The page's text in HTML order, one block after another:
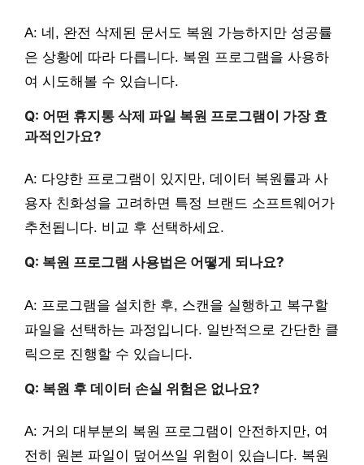
A: 네, 완전 삭제된 문서도 복원 가능하지만 성공률
은 상황에 따라 다릅니다. 복원 프로그램을 사용하
여 시도해볼 수 있습니다.
Q: 어떤 휴지통 삭제 파일 복원 프로그램이 가장 효
과적인가요?
A: 다양한 프로그램이 있지만, 데이터 복원률과 사
용자 친화성을 고려하면 특정 브랜드 소프트웨어가
추천됩니다. 비교 후 선택하세요.
Q: 복원 프로그램 사용법은 어떻게 되나요?
A: 프로그램을 설치한 후, 스캔을 실행하고 복구할
파일을 선택하는 과정입니다. 일반적으로 간단한 클
릭으로 진행할 수 있습니다.
Q: 복원 후 데이터 손실 위험은 없나요?
A: 거의 대부분의 복원 프로그램이 안전하지만, 여
전히 원본 파일이 덮어쓰일 위험이 있습니다. 복원